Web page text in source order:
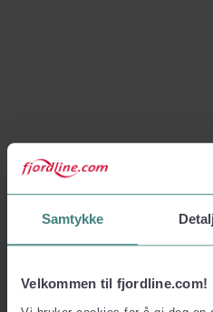
Samtykke
Velkommen til fjordline.com!